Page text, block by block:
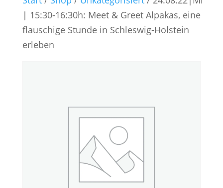
| 15:30-16:30h: Meet & Greet Alpakas, eine
flauschige Stunde in Schleswig-Holstein
erleben